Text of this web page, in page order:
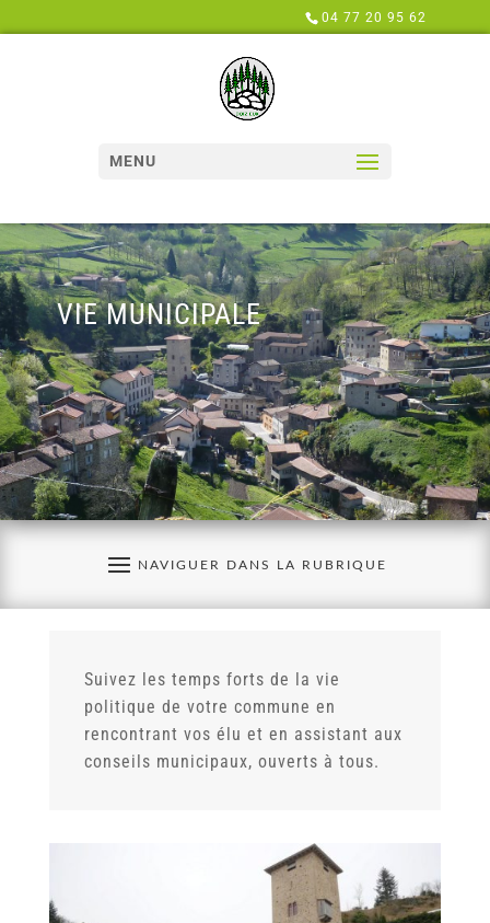
04 77 20 95 62
MENU
VIE MUNICIPALE
Suivez les temps forts de la vie
politique de votre commune en
rencontrant vos élu et en assistant aux
conseils municipaux, ouverts à tous.